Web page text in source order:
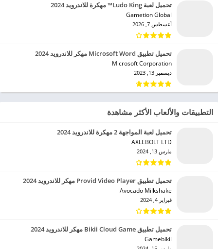
تحميل لعبة Ludo King™ مهكرة للاندرويد 2024
Gametion Global‏
أغسطس 7, 2026
تحميل تطبيق Microsoft Word مهكر للاندرويد 2024
Microsoft Corporation‏
ديسمبر 13, 2023
التطبيقات والألعاب الأكثر مشاهدة
تحميل لعبة المواجهة 2 مهكرة للاندرويد 2024
AXLEBOLT LTD‏
مارس 13, 2024
تحميل تطبيق Provid Video Player مهكر للاندرويد 2024
Avocado Milkshake‏
فبراير 4, 2024
تحميل تطبيق Bikii Cloud Game مهكر للاندرويد 2024
Gamebikii‏